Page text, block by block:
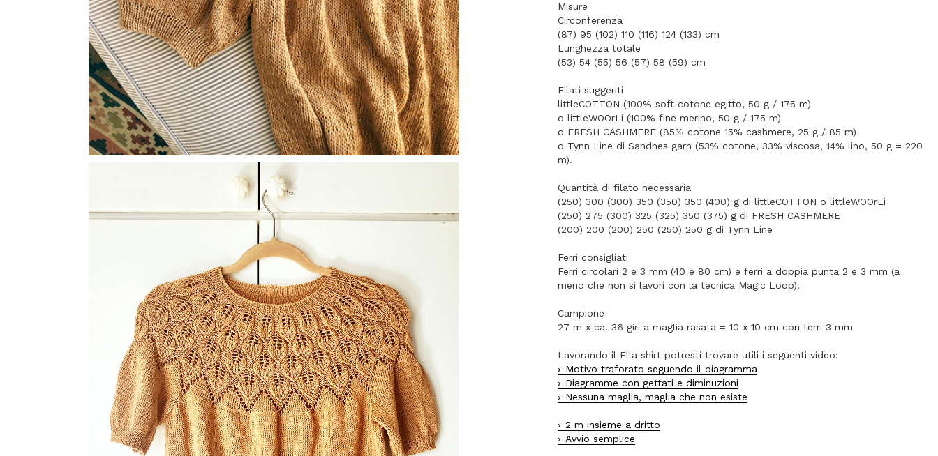
Misure
Circonferenza
(87) 95 (102) 110 (116) 124 (133) cm
Lunghezza totale
(53) 54 (55) 56 (57) 58 (59) cm
Filati suggeriti
littleCOTTON (100% soft cotone egitto, 50 g / 175 m)
o littleWOOrLi (100% fine merino, 50 g / 175 m)
o FRESH CASHMERE (85% cotone 15% cashmere, 25 g / 85 m)
o Tynn Line di Sandnes garn (53% cotone, 33% viscosa, 14% lino, 50 g = 220
m).
Quantità di filato necessaria
(250) 300 (300) 350 (350) 350 (400) g di littleCOTTON o littleWOOrLi
(250) 275 (300) 325 (325) 350 (375) g di FRESH CASHMERE
(200) 200 (200) 250 (250) 250 g di Tynn Line
Ferri consigliati
Ferri circolari 2 e 3 mm (40 e 80 cm) e ferri a doppia punta 2 e 3 mm (a
meno che non si lavori con la tecnica Magic Loop).
Campione
27 m x ca. 36 giri a maglia rasata = 10 x 10 cm con ferri 3 mm
Lavorando il Ella shirt potresti trovare utili i seguenti video:
Motivo traforato seguendo il diagramma
Diagramme con gettati e diminuzioni
Nessuna maglia, maglia che non esiste
2 m insieme a dritto
Avvio semplice